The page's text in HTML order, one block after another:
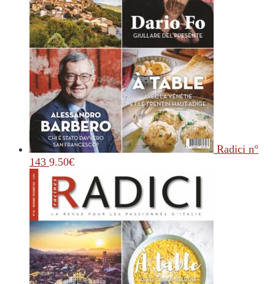
Radici n°
143 9.50€